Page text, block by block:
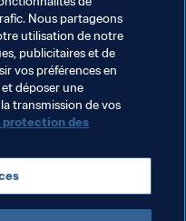
Président de la FIFA
Concacaf
Nous partageons
utilisation de notre
publicitaires et de
vos préférences en
déposer une
transmission de vos
protection des